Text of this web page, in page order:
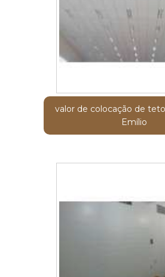
valor de colocação de
Emílio